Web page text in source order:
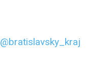
@bratislavsky_kraj